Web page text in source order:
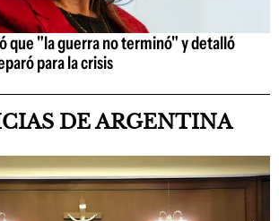
que "la guerra no terminó" y detalló
para la crisis
DE ARGENTINA